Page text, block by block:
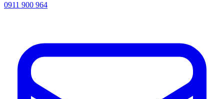
0911 900 964